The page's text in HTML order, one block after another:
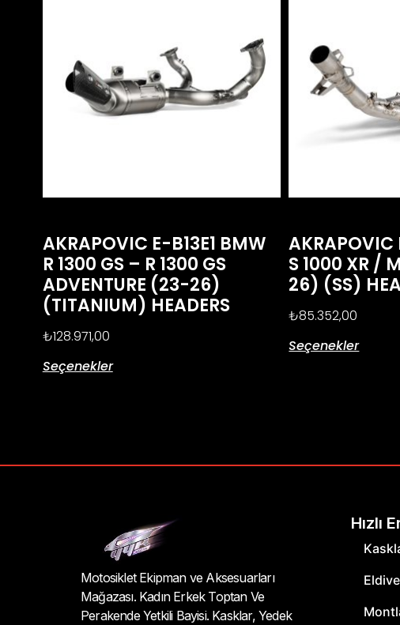
AKRAPOVIC E-B13E1 BMW
R 1300 GS – R 1300 GS
ADVENTURE (23-26)
(TITANIUM) HEADERS
₺128.971,00
Seçenekler
AKRAPOVIC
S 1000 XR /
26) (SS)
₺85.352,00
Seçenekler
Motosiklet Ekipman ve Aksesuarları
Mağazası. Kadın Erkek Toptan Ve
Perakende Yetkili Bayisi. Kasklar, Yedek
Hızlı